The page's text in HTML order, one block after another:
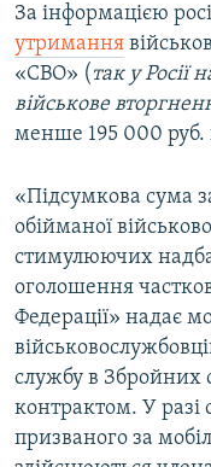
За інформацією
утримання
«СВО» ( так у
військове
менше 195 000 руб.
«Підсумкова сума
обійманої
стимулюючих
оголошення
Федерації» надає
службу в Збройних
контрактом. У разі
призваного за